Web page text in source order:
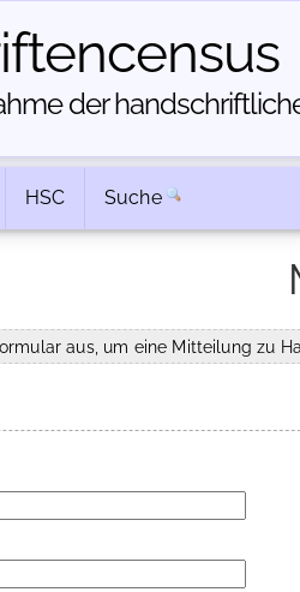
der
HSC Suche
aus, um eine Mitteilung zu